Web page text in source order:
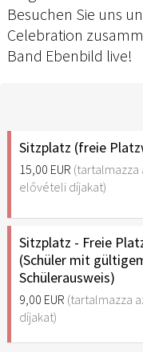
Besuchen Sie uns
Celebration
Band Ebenbild live!
Sitzplatz (freie
15,00 EUR (tartalmazza
elővételi díjakat)
Sitzplatz - Freie
(Schüler mit
Schülerausweis)
9,00 EUR (tartalmazza
díjakat)